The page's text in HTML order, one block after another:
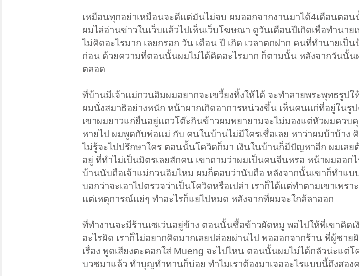
เหมือนทุกอย่าเหมือนจะดีแต่มันไม่จบ ผมออกจากงานมาได้4เดือนตอ
ผมไล่อ่านข่าวในเว็บแล้วไปเห็นเว็บโฆษณา ดูวันเดือนปีเกิดเพื่อทำนา
ไม่คิดอะไรมาก เลยกรอก วัน เดือน ปี เกิด เวลาตกฝาก คนที่ทำนายเ
ก่อน ด้วยความที่ตอนนั้นผมไม่ได้คิดอะไรมาก ก็ตามนั้น หลังจากวันนั้
ตลอด
ที่บ้านมีเจ้าแม่กวนอิมผมอยากจะเขวี้ยงทิ้งให้ได้ จะทำลายพระพุทธรูป
ผมนั่งสมาธิอย่างหนัก หน้าผากเกิดอาการหน่วงขึ้น เห็นคนแก่ที่อยู่ในรู
เขาผมยาวแก่ยื่นอยู่แถวโต๊ะกินข้าวผมพยายามจะไม่มองแต่หัวผมควบ
หายไป ผมพูดกับพ่อแม่ กับ คนในบ้านไม่มีใครเชื่อเลย หาว่าผมบ้าบ้าง
ไม่รู้จะไปปรึกษาใคร ตอนนั้นโควิดก็มา เงินในบ้านก็มีปัญหาอีก ผมเลย
อยู่ ที่ทำไม่เป็นมิตรเลยสักคน เขาถามว่าผมเป็นคนจีนหรอ หน้าผมออก
บ้านนับถือเจ้าแม่กวนอิมไหม ผมก็ตอบว่านับถือ หลังจากนั้นเขาก็ทำแบบ
บอกว่าจะเอาไปตรวจว่าเป็นโควิดหรือเปล่า เราก็ได้แต่ทำตามเขาเพร
แต่เหตุการณ์แย่ๆ ทำอะไรก็แย่ไปหมด หลังจากที่ผมจะใกล้ลาออก
ที่ทำงานจะมีร้านเซเว่นอยู่ข้าง ตอนนั้นซื้อข้าวผัดหมู พอไปให้พี่เขาคิด
อะไรผิด เราก็ไม่อยากคิดมากเลยปล่อยผ่านไป พอออกจากร้าน พี่ผู้ชา
เรื่อง พูดเสียงตะคอกใส่ Mueng จะไปไหน ตอนนั้นผมไม่ได้กลัวน่ะแต่โ
บวชมาแล้ว ทำบุญทำทานก็บ่อย ทำไมเราต้องมาเจออะไรแบบนี้ถึงสอง